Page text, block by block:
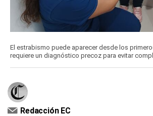
El estrabismo puede aparecer desde los
requiere un diagnóstico precoz para evitar
Redacción EC